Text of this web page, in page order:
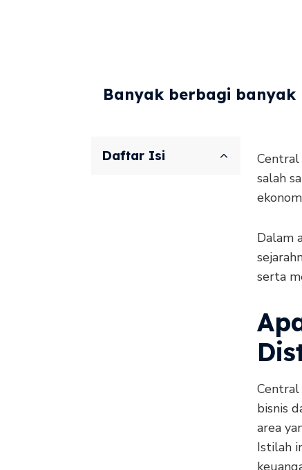
Banyak berbagi banyak
Daftar Isi
Central
salah
Dalam
serta
Central
bisnis
area
Istilah